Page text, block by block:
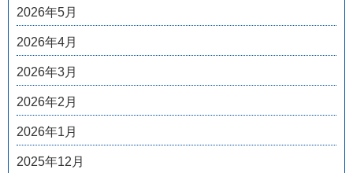
2026年5月
2026年4月
2026年3月
2026年2月
2026年1月
2025年12月